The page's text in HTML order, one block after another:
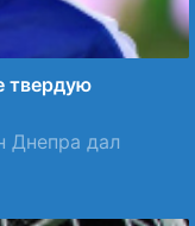
твердую
Днепра дал